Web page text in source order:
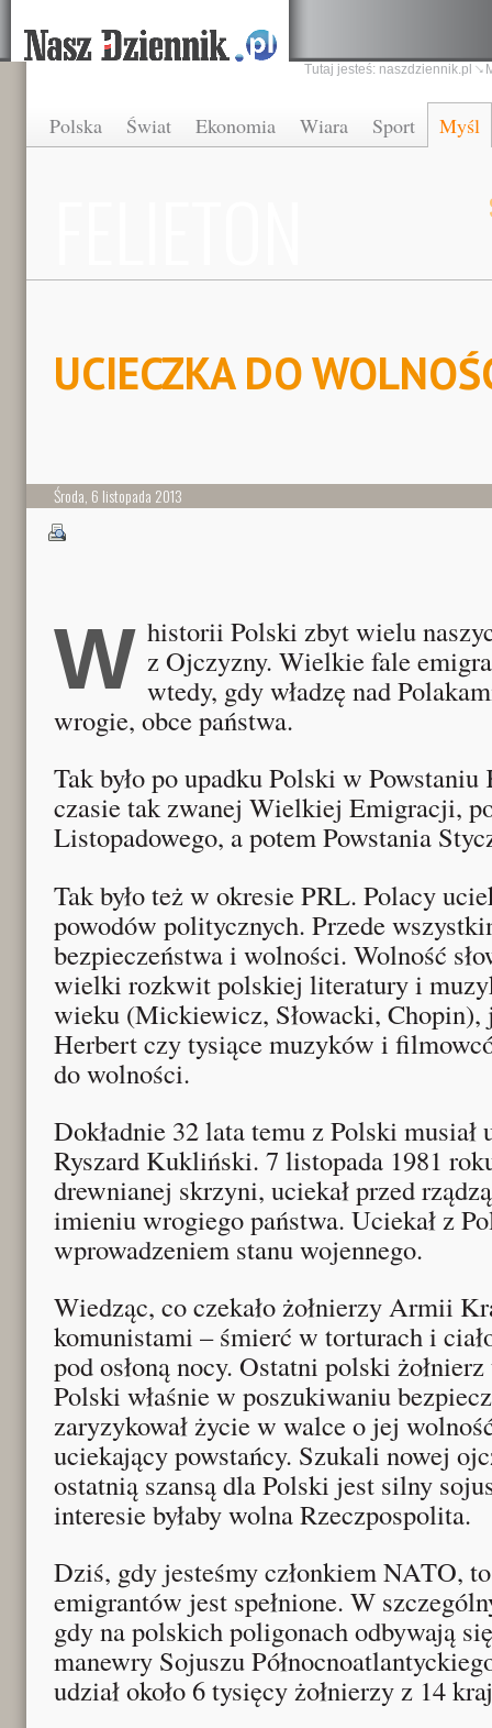
Polska Świat Ekonomia Wiara Sport Myśl
Tutaj jesteś: naszdziennik.pl
UCIECZKA DO
Środa, 6 listopada 2013
W historii Polski zbyt wielu naszych rodaków uciekało z Ojczyzny. Wielkie fale
wtedy, gdy władzę nad
wrogie, obce państwa.
Tak było po upadku Polski w
czasie tak zwanej Wielkiej Emigracji,
Listopadowego, a potem Powstania
Tak było też w okresie PRL. Polacy
powodów politycznych. Przede
bezpieczeństwa i wolności. Wolność
wielki rozkwit polskiej literatury i
wieku (Mickiewicz, Słowacki,
Herbert czy tysiące muzyków i
do wolności.
Dokładnie 32 lata temu z Polski musiał
Ryszard Kukliński. 7 listopada 1981
drewnianej skrzyni, uciekał przed
imieniu wrogiego państwa. Uciekał z
wprowadzeniem stanu wojennego.
Wiedząc, co czekało żołnierzy Armii
komunistami – śmierć w torturach i
pod osłoną nocy. Ostatni polski żołnierz
Polski właśnie w poszukiwaniu
zaryzykował życie w walce o jej
uciekający powstańcy. Szukali nowej
ostatnią szansą dla Polski jest silny
interesie byłaby wolna Rzeczpospolita.
Dziś, gdy jesteśmy członkiem NATO,
emigrantów jest spełnione. W
gdy na polskich poligonach odbywają
manewry Sojuszu
udział około 6 tysięcy żołnierzy z 14